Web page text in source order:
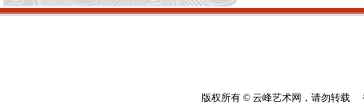
版权所有 © 云峰艺术网，请勿转载